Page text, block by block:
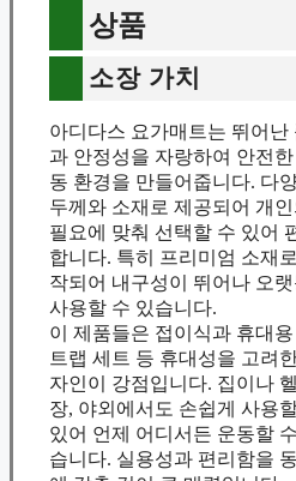
상품
소장 가치
아디다스 요가매트는 뛰어난
과 안정성을 자랑하여 안전한
동 환경을 만들어줍니다. 다
두께와 소재로 제공되어 개인
필요에 맞춰 선택할 수 있어
합니다. 특히 프리미엄 소재로
작되어 내구성이 뛰어나 오
사용할 수 있습니다.
이 제품들은 접이식과 휴대용
트랩 세트 등 휴대성을 고려
자인이 강점입니다. 집이나
장, 야외에서도 손쉽게 사용
있어 언제 어디서든 운동할
습니다. 실용성과 편리함을 동